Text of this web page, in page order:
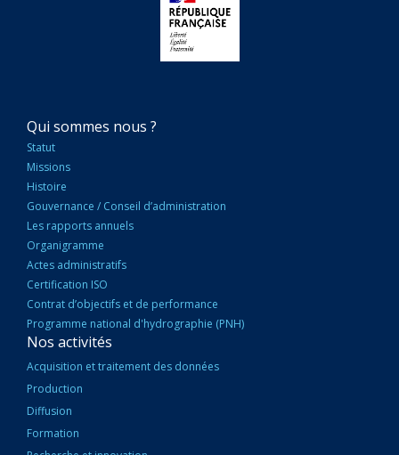
NAVIGATION
PRINCIPALE
Qui sommes nous ?
Statut
Missions
Histoire
Gouvernance / Conseil d’administration
Les rapports annuels
Organigramme
Actes administratifs
Certification ISO
Contrat d’objectifs et de performance
Programme national d'hydrographie (PNH)
Nos activités
Acquisition et traitement des données
Production
Diffusion
Formation